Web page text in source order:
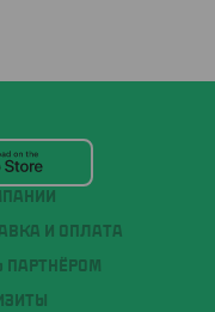
И ОПЛАТА
ПАРТНЁРОМ